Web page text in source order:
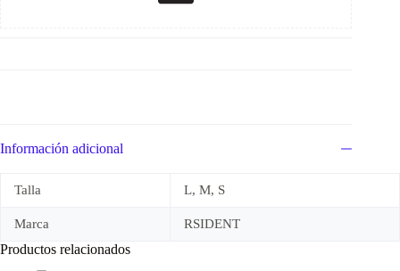
Información adicional
Talla L, M, S
Marca RSIDENT
Productos relacionados